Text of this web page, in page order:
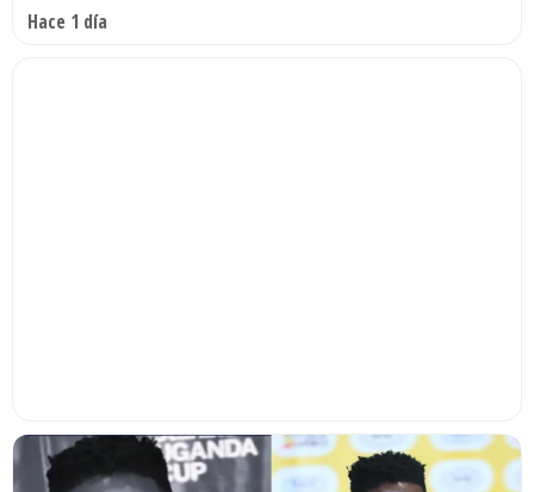
Hace 1 día